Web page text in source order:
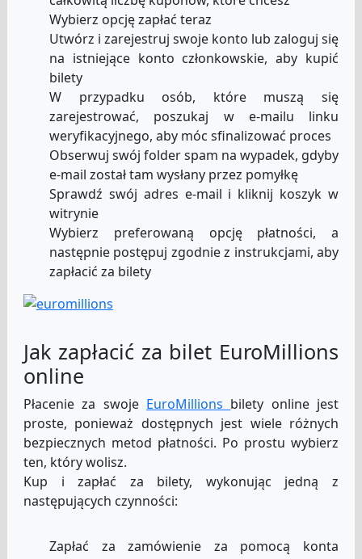
Wybierz opcję zapłać teraz
Utwórz i zarejestruj swoje konto lub zaloguj się
na istniejące konto członkowskie, aby kupić
bilety
W przypadku osób, które muszą się
zarejestrować, poszukaj w e-mailu linku
weryfikacyjnego, aby móc sfinalizować proces
Obserwuj swój folder spam na wypadek, gdyby
e-mail został tam wysłany przez pomyłkę
Sprawdź swój adres e-mail i kliknij koszyk w
witrynie
Wybierz preferowaną opcję płatności, a
następnie postępuj zgodnie z instrukcjami, aby
zapłacić za bilety
Jak zapłacić za bilet EuroMillions
online
Płacenie za swoje EuroMillions bilety online jest
proste, ponieważ dostępnych jest wiele różnych
bezpiecznych metod płatności. Po prostu wybierz
ten, który wolisz.
Kup i zapłać za bilety, wykonując jedną z
następujących czynności:
Zapłać za zamówienie za pomocą konta